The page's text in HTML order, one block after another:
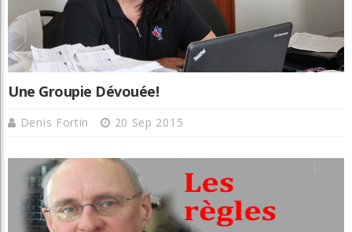
Une Groupie Dévouée!
Denis Fortin 20 Sep 2015